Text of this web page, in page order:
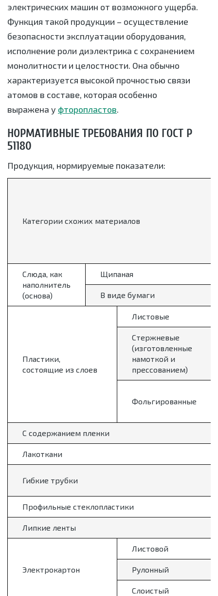
электрических машин от возможного ущерба.
Функция такой продукции – осуществление
безопасности эксплуатации оборудования,
исполнение роли диэлектрика с сохранением
монолитности и целостности. Она обычно
характеризуется высокой прочностью связи
атомов в составе, которая особенно
выражена у фторопластов.
НОРМАТИВНЫЕ ТРЕБОВАНИЯ ПО ГОСТ Р
51180
Продукция, нормируемые показатели:
Категории схожих материалов
Слюда, как
наполнитель
(основа)
Щипаная
В виде бумаги
Пластики,
состоящие из слоев
Листовые
Стержневые
(изготовленные
намоткой и
прессованием)
Фольгированные
С содержанием пленки
Лакоткани
Гибкие трубки
Профильные стеклопластики
Липкие ленты
Электрокартон
Листовой
Рулонный
Слоистый